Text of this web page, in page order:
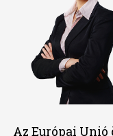
Az Európai Unió